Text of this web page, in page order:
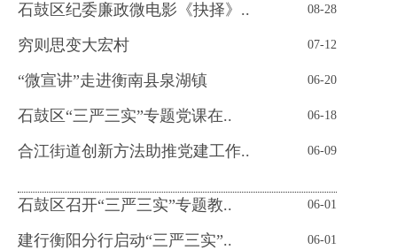
石鼓区纪委廉政微电影《抉择》.. 08-28
穷则思变大宏村 07-12
“微宣讲”走进衡南县泉湖镇 06-20
石鼓区“三严三实”专题党课在.. 06-18
合江街道创新方法助推党建工作.. 06-09
石鼓区召开“三严三实”专题教.. 06-01
建行衡阳分行启动“三严三实”.. 06-01